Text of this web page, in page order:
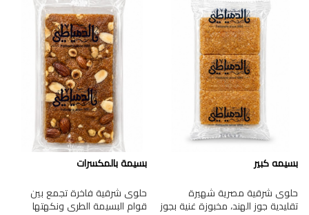
بسيمه كبير
حلوى شرقية مصرية شهيرة
تقليدية جوز الهند، مخبوزة غنية بجوز
بسيمة بالمكسرات
حلوى شرقية فاخرة تجمع بين
قوام البسيمة الطري ونكهتها